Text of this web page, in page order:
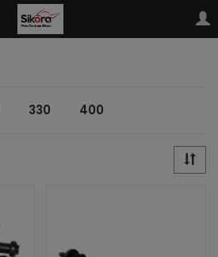
330 400